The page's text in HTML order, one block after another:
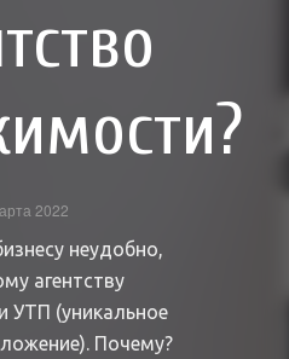
2022
неудобно,
агентству
УТП (уникальное
Почему?